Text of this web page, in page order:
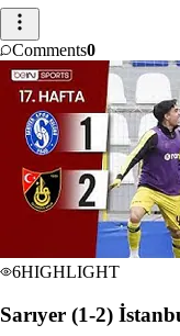
Comments0
6HIGHLIGHT
Sarıyer (1-2)